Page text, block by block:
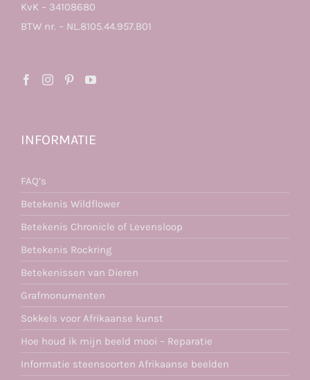
KvK – 34108680
BTW nr. – NL.8105.44.957.B01
INFORMATIE
FAQ’s
Betekenis Wildflower
Betekenis Chronicle of Levensloop
Betekenis Rockring
Betekenissen van Dieren
Grafmonumenten
Sokkels voor Afrikaanse kunst
Hoe houd ik mijn beeld mooi – Reparatie
Informatie steensoorten Afrikaanse beelden